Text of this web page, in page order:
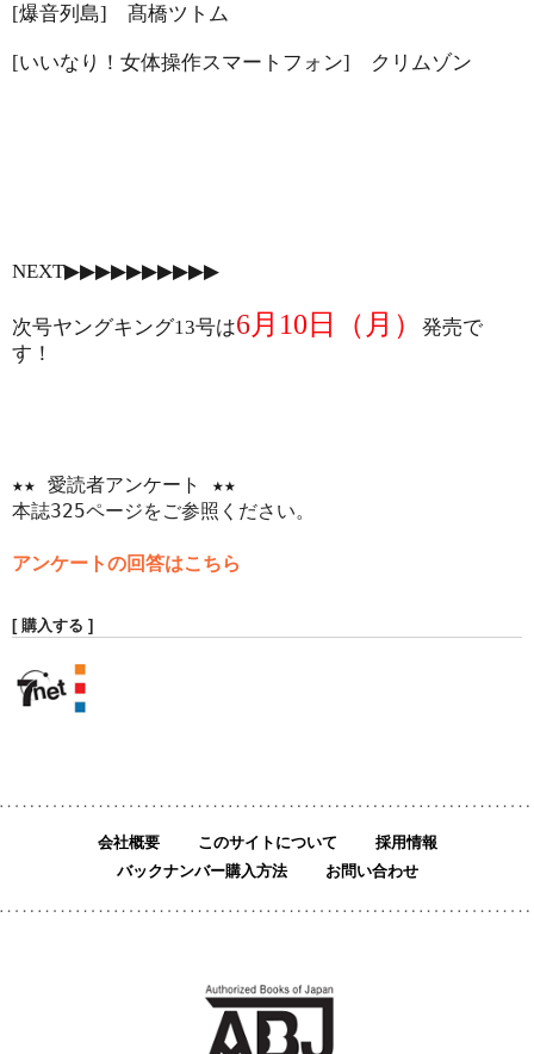
[爆音列島] 髙橋ツトム
[いいなり！女体操作スマートフォン] クリムゾン
NEXT▶▶▶▶▶▶▶▶▶▶
次号ヤングキング13号は6月 10 日（月）
発売で
す！
★★ 愛読者アンケート ★★
本誌325ページをご参照ください。
アンケートの回答はこちら
[ 購入する ]
会社概要 このサイトについて
採用情報
バックナンバー購入方法
お問い合わせ